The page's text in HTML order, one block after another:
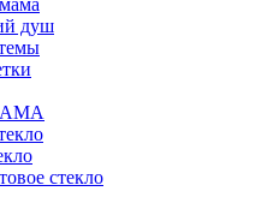
душ
стекло